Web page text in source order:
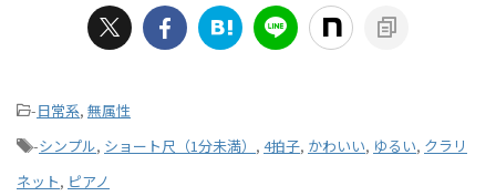
-日常系, 無属性
-シンプル, ショート尺（1分未満） , 4拍子, かわいい, ゆるい, クラリ
ネット, ピアノ